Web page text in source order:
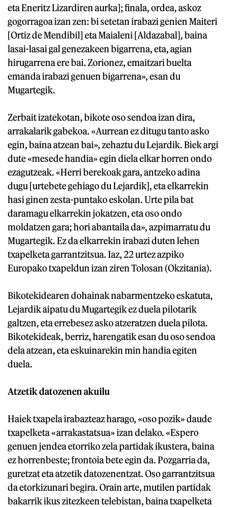
eta Eneritz Lizardiren aurka]; finala, ordea, askoz
gogorragoa izan zen: bi setetan irabazi genien Maiteri
[Ortiz de Mendibil] eta Maialeni [Aldazabal], baina
lasai-lasai gal genezakeen bigarrena, eta, agian
hirugarrena ere bai. Zorionez, emaitzari buelta
emanda irabazi genuen bigarrena», esan du
Mugartegik.
Zerbait izatekotan, bikote oso sendoa izan dira,
arrakalarik gabekoa. «Aurrean ez ditugu tanto asko
egin, baina atzean bai», zehaztu du Lejardik. Biek argi
dute «mesede handia» egin diela elkar horren ondo
ezagutzeak. «Herri berekoak gara, antzeko adina
dugu [urtebete gehiago du Lejardik], eta elkarrekin
hasi ginen zesta-puntako eskolan. Urte pila bat
daramagu elkarrekin jokatzen, eta oso ondo
moldatzen gara; hori abantaila da», azpimarratu du
Mugartegik. Ez da elkarrekin irabazi duten lehen
txapelketa garrantzitsua. Iaz, 22 urtez azpiko
Europako txapeldun izan ziren Tolosan (Okzitania).
Bikotekidearen dohainak nabarmentzeko eskatuta,
Lejardik aipatu du Mugartegik ez duela pilotarik
galtzen, eta errebesez asko atzeratzen duela pilota.
Bikotekideak, berriz, harengatik esan du oso sendoa
dela atzean, eta eskuinarekin min handia egiten
duela.
Atzetik datozenen akuilu
Haiek txapela irabazteaz harago, «oso pozik» daude
txapelketa «arrakastatsua» izan delako. «Espero
genuen jendea etorriko zela partidak ikustera, baina
ez horrenbeste; frontoia bete egin da. Pozgarria da,
guretzat eta atzetik datozenentzat. Oso garrantzitsua
da etorkizunari begira. Orain arte, mutilen partidak
bakarrik ikus zitezkeen telebistan, baina txapelketa